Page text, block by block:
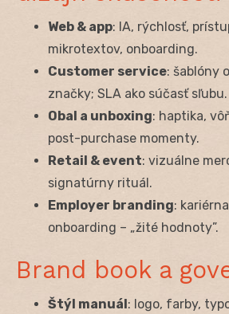
Web & app: IA, rýchlosť,
mikrotextov, onboarding.
Customer service: šablóny
značky; SLA ako súčasť sľubu.
Obal a unboxing: haptika,
post-purchase momenty.
Retail & event: vizuálne
signatúrny rituál.
Employer branding:
onboarding – „žité hodnoty”.
Brand book a
Štýl manuál: logo, farby,